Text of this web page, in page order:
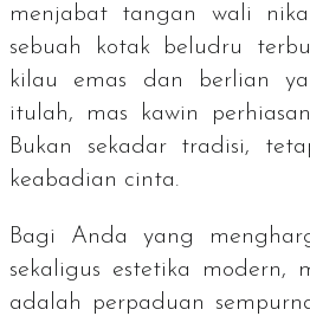
menjabat tangan wali
sebuah kotak beludru
kilau emas dan berlian
itulah, mas kawin
Bukan sekadar tradisi,
keabadian cinta.
Bagi Anda yang
sekaligus estetika modern,
adalah perpaduan